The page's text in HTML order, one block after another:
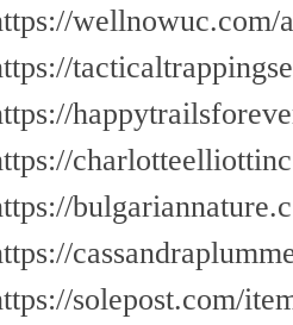
wellnowuc.com/
solepost.com/